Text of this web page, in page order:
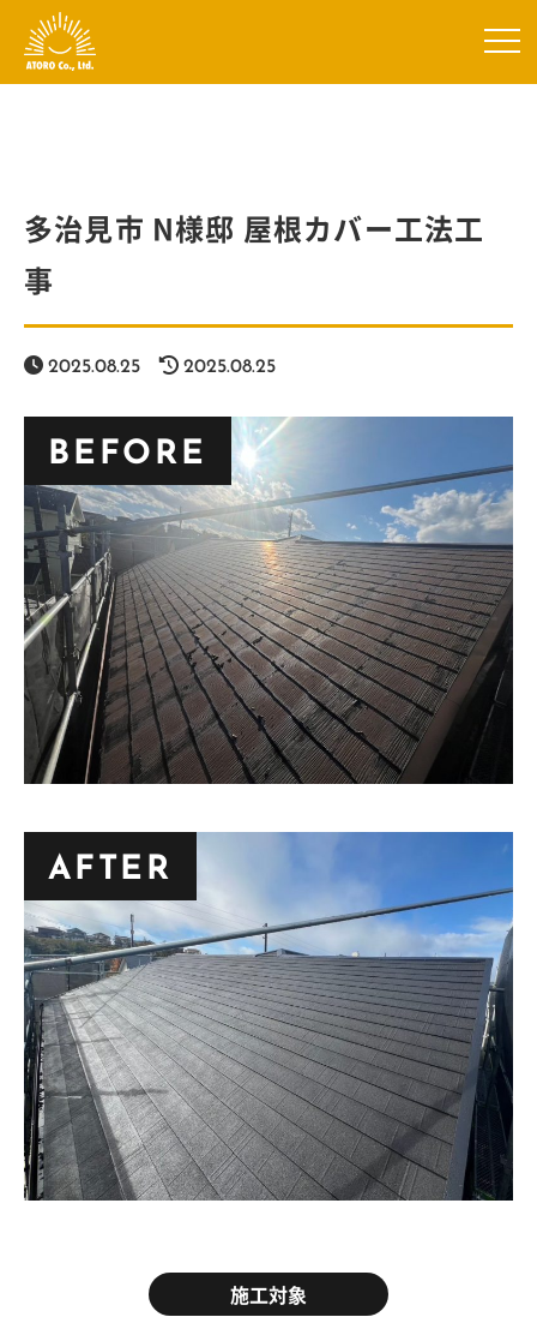
多治見市 N様邸 屋根カバー工法工
事
2025.08.25 2025.08.25
BEFORE
AFTER
施工対象